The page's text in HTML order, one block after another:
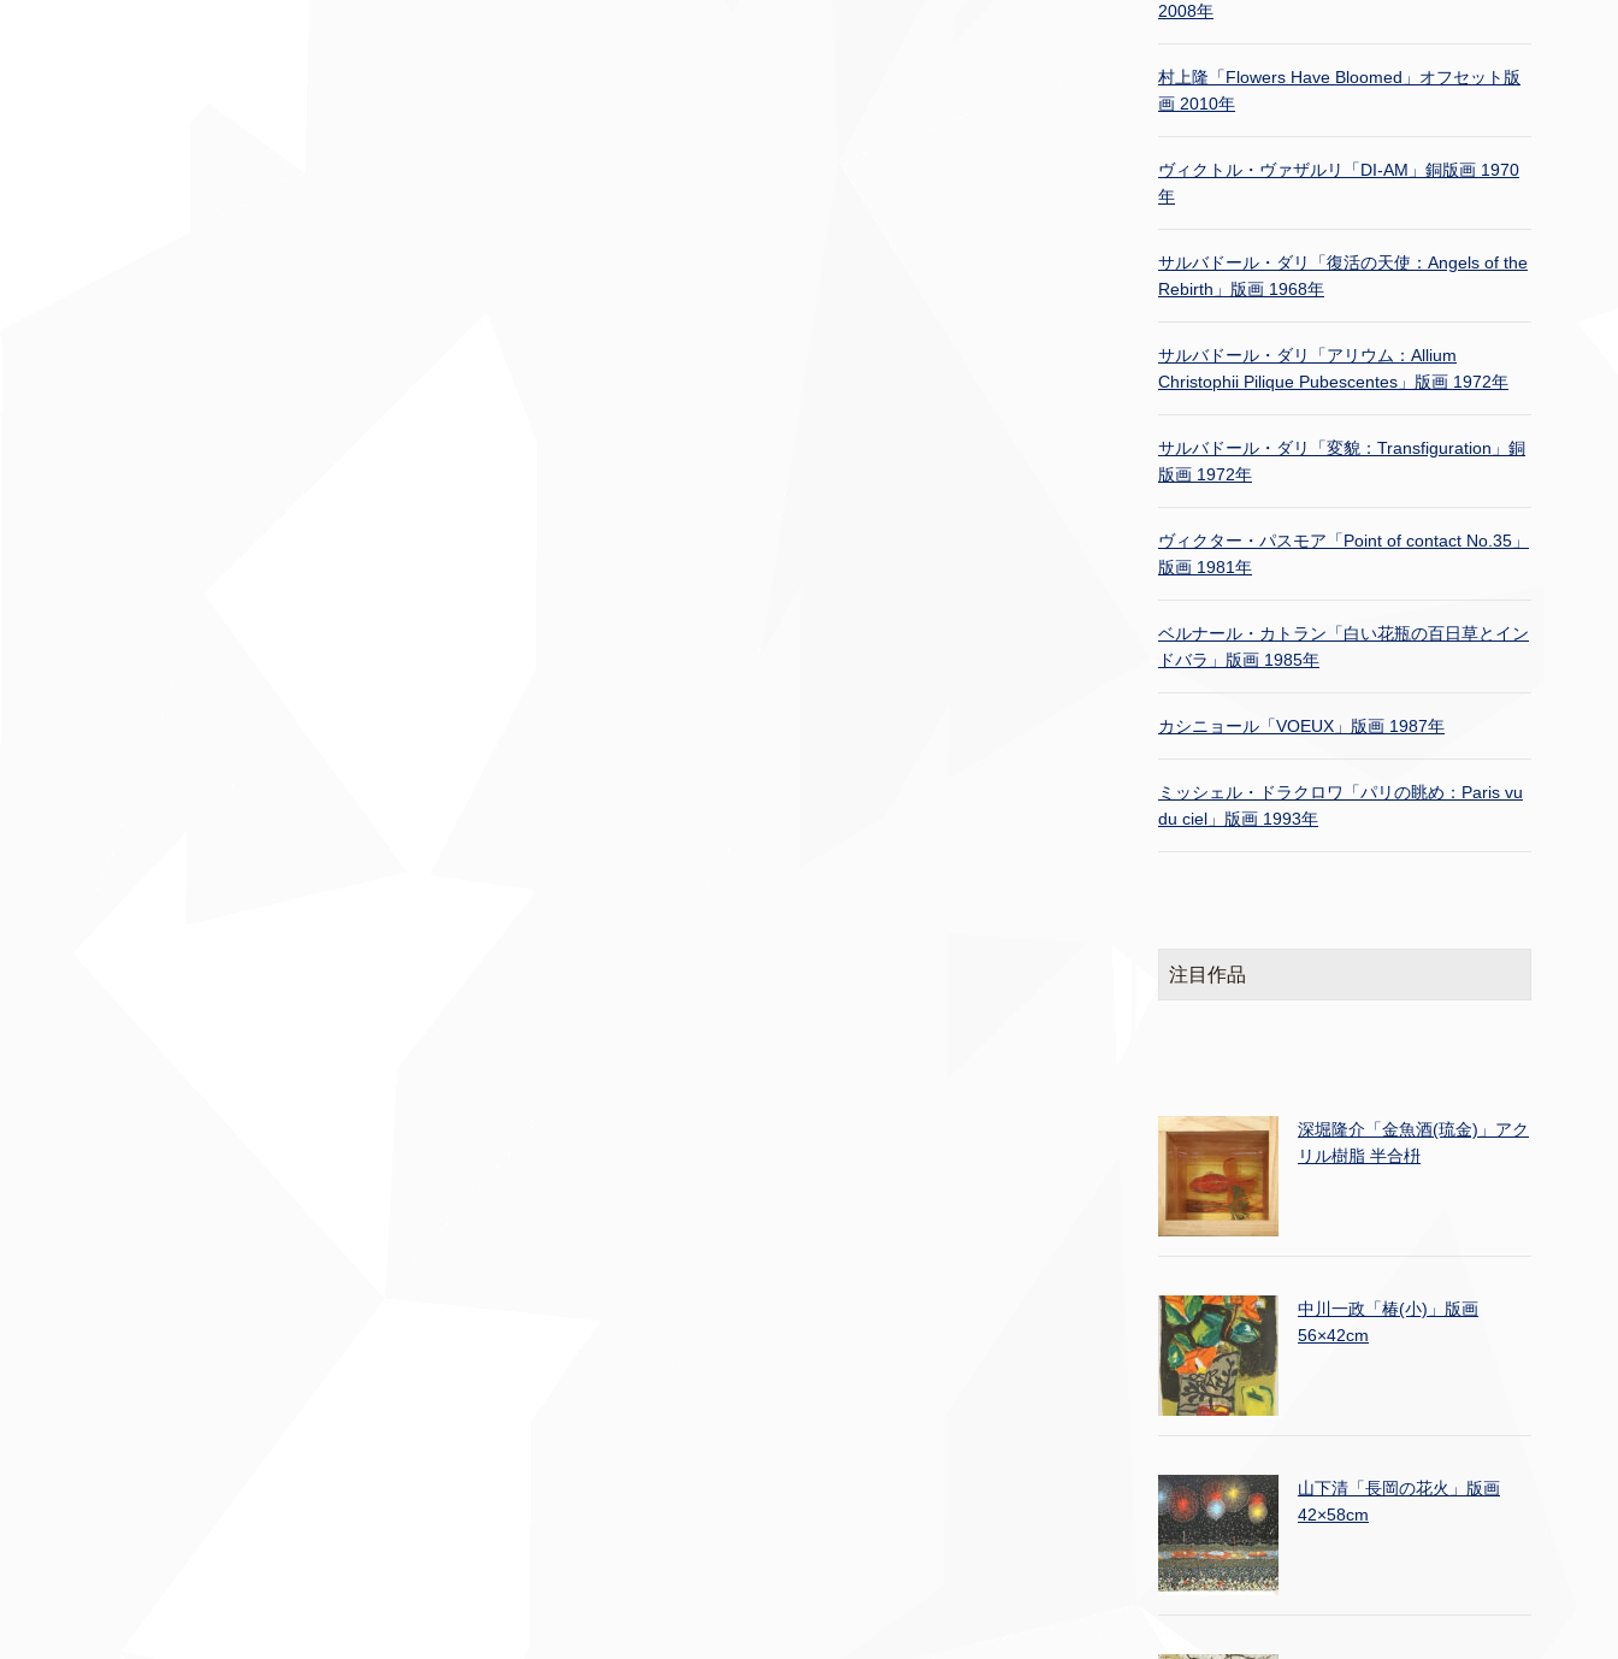
2008年
村上隆「Flowers Have Bloomed」オフセット版
画 2010年
ヴィクトル・ヴァザルリ「DI-AM」銅版画 1970
年
サルバドール・ダリ「復活の天使：Angels of the
Rebirth」版画 1968年
サルバドール・ダリ「アリウム：Allium
Christophii Pilique Pubescentes」版画 1972年
サルバドール・ダリ「変貌：Transfiguration」銅
版画 1972年
ヴィクター・パスモア「Point of contact No.35」
版画 1981年
ベルナール・カトラン「白い花瓶の百日草とイン
ドバラ」版画 1985年
カシニョール「VOEUX」版画 1987年
ミッシェル・ドラクロワ「パリの眺め：Paris vu
du ciel」版画 1993年
注目作品
深堀隆介「金魚酒(琉金)」アク
リル樹脂 半合枡
中川一政「椿(小)」版画
56×42cm
山下清「長岡の花火」版画
42×58cm